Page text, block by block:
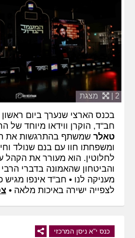
2 | מצגת
בכנס הארצי שנערך ביום
חב"ד, הוקרן ווידאו מיוחד של
טאלר שמשתף בהתרגשות את
ומשפחתו חוו עם בנם שנולד
לחלוטין. הוא מעורר את הקהל
והביטחון שהאמונה בדברי
מעניקה לנו • חב"ד אינפו
לצפייה ישירה באיכות מלאה •
כנס י"א ניסן המרכזי